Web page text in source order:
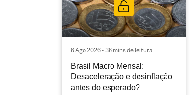
6 Ago 2026 • 36 mins de leitura
Brasil Macro Mensal:
Desaceleração e desinflação
antes do esperado?